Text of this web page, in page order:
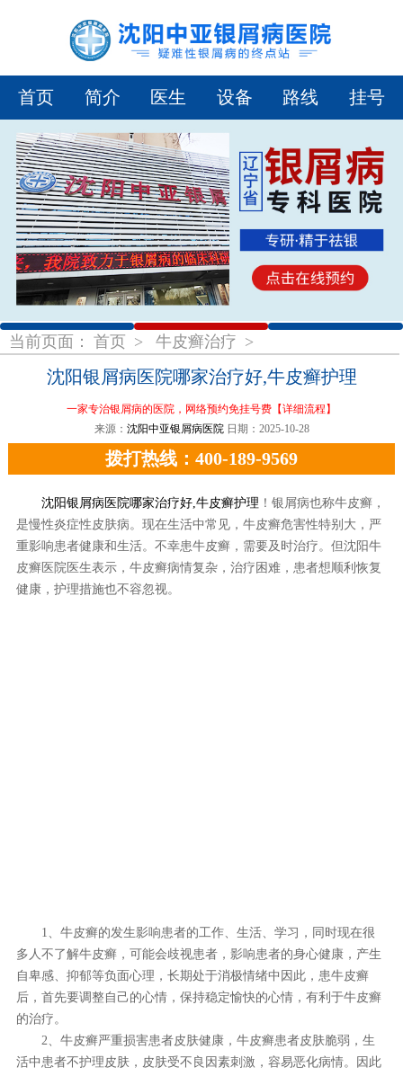
首页 简介 医生 设备 路线 挂号
1 2 3
当前页面： 首页 > 牛皮癣治疗 >
沈阳银屑病医院哪家治疗好,牛皮癣护理
一家专治银屑病的医院，网络预约免挂号费 【详细流程】
来源： 沈阳中亚银屑病医院 日期：2025-10-28
拨打热线：400-189-9569
沈阳银屑病医院哪家治疗好,牛皮癣护理 ！银屑病也称牛皮癣，
是慢性炎症性皮肤病。现在生活中常见，牛皮癣危害性特别大，严
重影响患者健康和生活。不幸患牛皮癣，需要及时治疗。但沈阳牛
皮癣医院医生表示，牛皮癣病情复杂，治疗困难，患者想顺利恢复
健康，护理措施也不容忽视。
1、牛皮癣的发生影响患者的工作、生活、学习，同时现在很
多人不了解牛皮癣，可能会歧视患者，影响患者的身心健康，产生
自卑感、抑郁等负面心理，长期处于消极情绪中因此，患牛皮癣
后，首先要调整自己的心情，保持稳定愉快的心情，有利于牛皮癣
的治疗。
2、牛皮癣严重损害患者皮肤健康，牛皮癣患者皮肤脆弱，生
活中患者不护理皮肤，皮肤受不良因素刺激，容易恶化病情。因此